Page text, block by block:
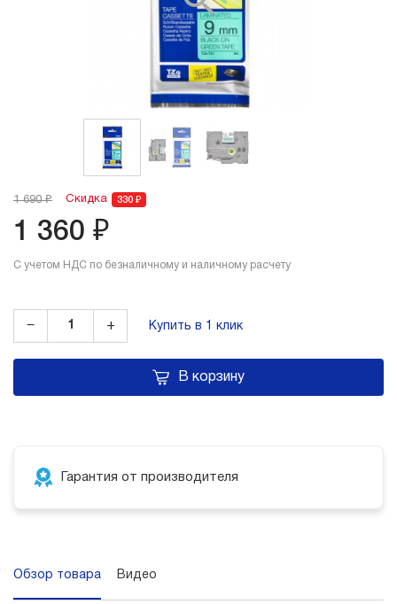
1 690 ₽ Скидка 330 ₽
1 360 ₽
С учетом НДС по безналичному и наличному расчету
− + Купить в 1 клик
В корзину
Гарантия от производителя
Обзор товара Видео